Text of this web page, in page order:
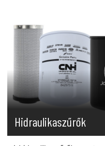
Hidraulikaszűrők